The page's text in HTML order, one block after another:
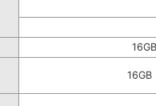
16GB